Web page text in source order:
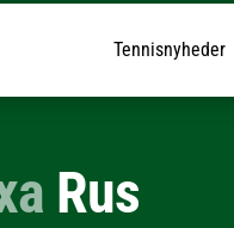
Tennisnyheder
Rus